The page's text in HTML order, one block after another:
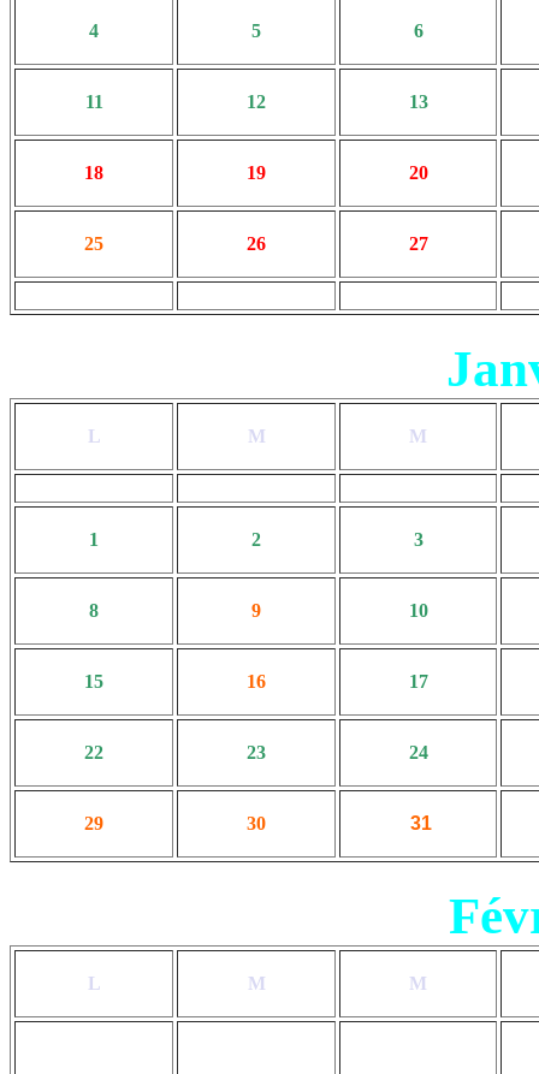
4 5 6
11 12 13
18 19 20
25 26 27
L M M
1 2 3
8 9 10
15 16 17
22 23 24
29 30 31
L M M